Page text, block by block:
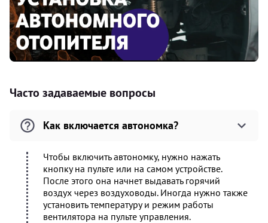
Часто задаваемые вопросы
Как включается автономка?
Чтобы включить автономку, нужно нажать
кнопку на пульте или на самом устройстве.
После этого она начнет выдавать горячий
воздух через воздуховоды. Иногда нужно также
установить температуру и режим работы
вентилятора на пульте управления.